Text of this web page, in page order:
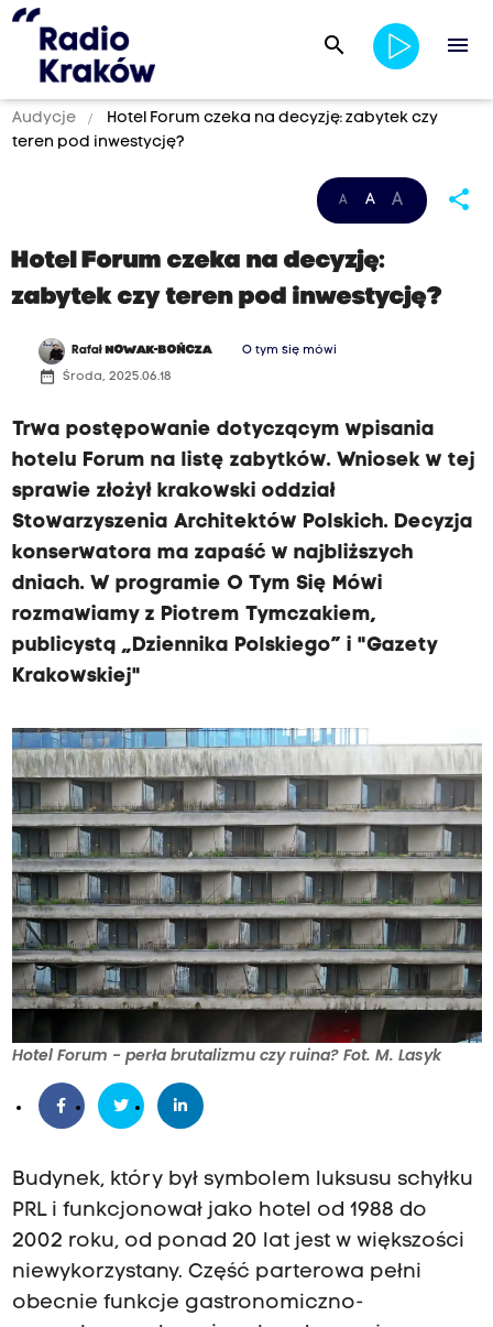
search menu
Audycje
Hotel Forum czeka na decyzję: zabytek czy
teren pod inwestycję?
A A A share
Hotel Forum czeka na decyzję:
zabytek czy teren pod inwestycję?
Rafał NOWAK-BOŃCZA O tym się mówi
date_range Środa, 2025.06.18
Trwa postępowanie dotyczącym wpisania
hotelu Forum na listę zabytków. Wniosek w tej
sprawie złożył krakowski oddział
Stowarzyszenia Architektów Polskich. Decyzja
konserwatora ma zapaść w najbliższych
dniach. W programie O Tym Się Mówi
rozmawiamy z Piotrem Tymczakiem,
publicystą „Dziennika Polskiego” i "Gazety
Krakowskiej"
Hotel Forum - perła brutalizmu czy ruina? Fot. M. Lasyk
Budynek, który był symbolem luksusu schyłku
PRL i funkcjonował jako hotel od 1988 do
2002 roku, od ponad 20 lat jest w większości
niewykorzystany. Część parterowa pełni
obecnie funkcje gastronomiczno-